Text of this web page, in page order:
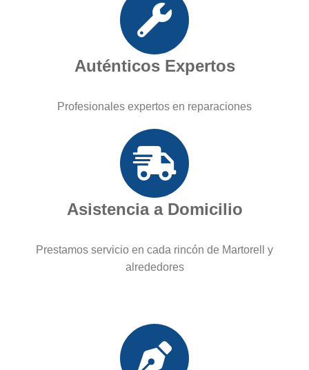
Auténticos Expertos
Profesionales expertos en reparaciones
Asistencia a Domicilio
Prestamos servicio en cada rincón de Martorell y
alrededores